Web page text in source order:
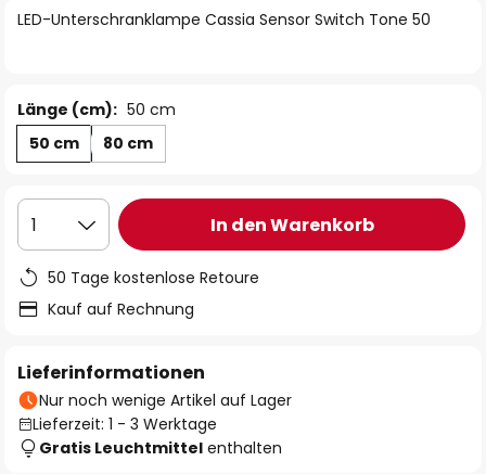
springen
LED-Unterschranklampe Cassia Sensor Switch Tone 50
Länge (cm): 50 cm
50 cm
80 cm
1 In den Warenkorb
50 Tage kostenlose Retoure
Kauf auf Rechnung
Lieferinformationen
Nur noch wenige Artikel auf Lager
Lieferzeit: 1 - 3 Werktage
Gratis Leuchtmittel enthalten